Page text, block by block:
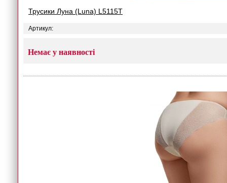
Трусики Луна (Luna) L5115T
Артикул:
Немає у наявності